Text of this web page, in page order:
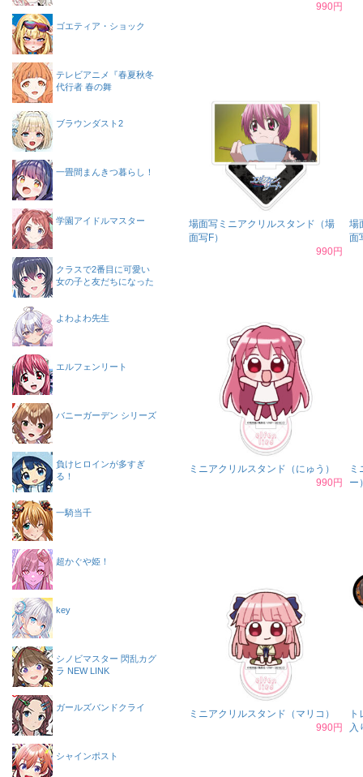
990円
場面写ミニアクリルスタンド（場
面写F）
990円
場
面
ミニアクリルスタンド（にゅう）
990円
ミ
ー
ミニアクリルスタンド（マリコ）
990円
入
ゴエティア・ショック
テレビアニメ『春夏秋冬
代行者 春の舞
ブラウンダスト2
一畳間まんきつ暮らし！
学園アイドルマスター
クラスで2番目に可愛い
女の子と友だちになった
よわよわ先生
エルフェンリート
バニーガーデン シリーズ
負けヒロインが多すぎ
る！
一騎当千
超かぐや姫！
key
シノビマスター 閃乱カグ
ラ NEW LINK
ガールズバンドクライ
シャインポスト